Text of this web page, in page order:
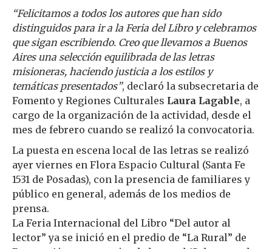
“Felicitamos a todos los autores que han sido
distinguidos para ir a la Feria del Libro y celebramos
que sigan escribiendo. Creo que llevamos a Buenos
Aires una selección equilibrada de las letras
misioneras, haciendo justicia a los estilos y
temáticas presentados”, declaró la subsecretaria de
Fomento y Regiones Culturales Laura Lagable, a
cargo de la organización de la actividad, desde el
mes de febrero cuando se realizó la convocatoria.
La puesta en escena local de las letras se realizó
ayer viernes en Flora Espacio Cultural (Santa Fe
1531 de Posadas), con la presencia de familiares y
público en general, además de los medios de
prensa.
La Feria Internacional del Libro “Del autor al
lector” ya se inició en el predio de “La Rural” de